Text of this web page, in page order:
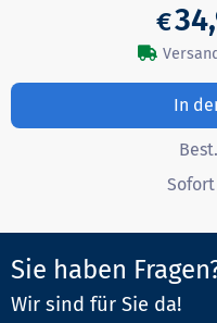
€
In
Sie haben
Wir sind für Sie da!